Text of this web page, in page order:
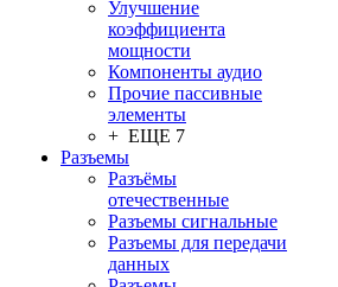
Улучшение
коэффициента
мощности
Компоненты аудио
Прочие пассивные
элементы
+ ЕЩЕ 7
Разъeмы
Разъёмы
отечественные
Разъeмы сигнальные
Разъeмы для передачи
данных